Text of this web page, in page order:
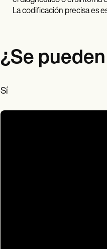
La codificación precisa es
¿Se
Sí